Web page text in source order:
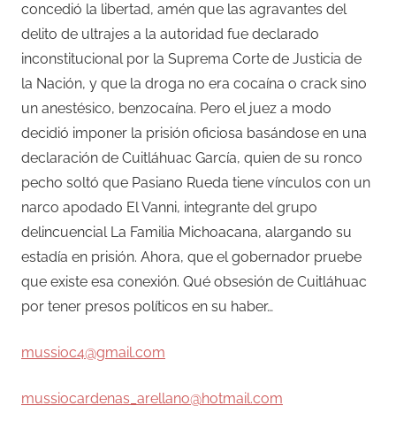
concedió la libertad, amén que las agravantes del
delito de ultrajes a la autoridad fue declarado
inconstitucional por la Suprema Corte de Justicia de
la Nación, y que la droga no era cocaína o crack sino
un anestésico, benzocaína. Pero el juez a modo
decidió imponer la prisión oficiosa basándose en una
declaración de Cuitláhuac García, quien de su ronco
pecho soltó que Pasiano Rueda tiene vínculos con un
narco apodado El Vanni, integrante del grupo
delincuencial La Familia Michoacana, alargando su
estadía en prisión. Ahora, que el gobernador pruebe
que existe esa conexión. Qué obsesión de Cuitláhuac
por tener presos políticos en su haber…
mussioc4@gmail.com
mussiocardenas_arellano@hotmail.com